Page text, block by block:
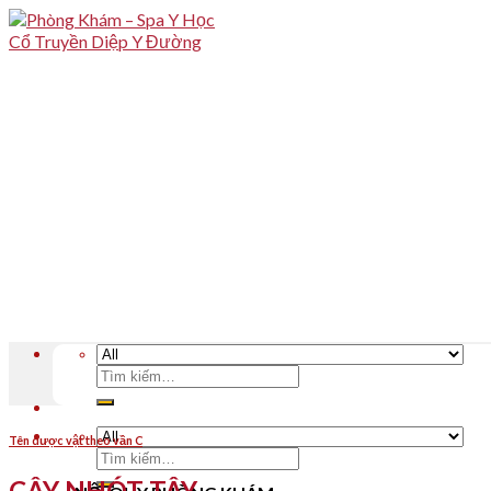
Skip
to
Tìm
kiếm:
Tìm
kiếm:
Tên dược vật theo vần C